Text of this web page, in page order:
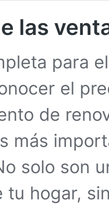
las
para
el
de
más
solo son
tu hogar,